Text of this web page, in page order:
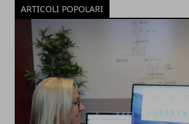
ARTICOLI POPOLARI